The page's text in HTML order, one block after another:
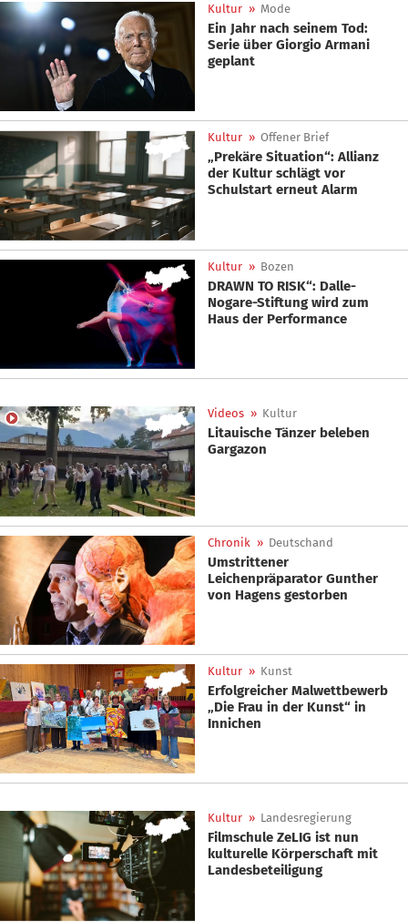
Kultur » Mode
Ein Jahr nach seinem Tod:
Serie über Giorgio Armani
geplant
Kultur » Offener Brief
„Prekäre Situation“: Allianz
der Kultur schlägt vor
Schulstart erneut Alarm
Kultur » Bozen
DRAWN TO RISK“: Dalle-
Nogare-Stiftung wird zum
Haus der Performance
Videos » Kultur
Litauische Tänzer beleben
Gargazon
Chronik » Deutschand
Umstrittener
Leichenpräparator Gunther
von Hagens gestorben
Kultur » Kunst
Erfolgreicher Malwettbewerb
„Die Frau in der Kunst“ in
Innichen
Kultur » Landesregierung
Filmschule ZeLIG ist nun
kulturelle Körperschaft mit
Landesbeteiligung